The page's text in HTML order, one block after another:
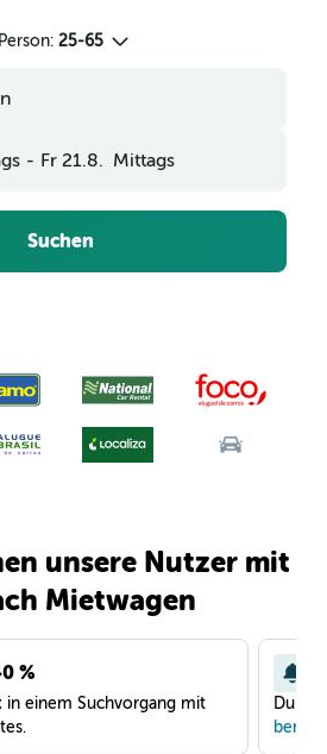
25-65
- Fr 21.8. Mittags
Suchen
unsere Nutzer mit
Mietwagen
%
in einem Suchvorgang mit
Du